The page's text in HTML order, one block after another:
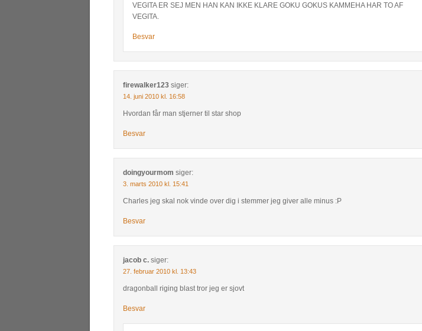
VEGITA ER SEJ MEN HAN KAN IKKE KLARE GOKU GOKUS KAMMEHA HAR TO AF
VEGITA.
Besvar
firewalker123 siger:
14. juni 2010 kl. 16:58
Hvordan får man stjerner til star shop
Besvar
doingyourmom siger:
3. marts 2010 kl. 15:41
Charles jeg skal nok vinde over dig i stemmer jeg giver alle minus :P
Besvar
jacob c. siger:
27. februar 2010 kl. 13:43
dragonball riging blast tror jeg er sjovt
Besvar